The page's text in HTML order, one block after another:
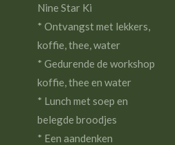
Nine Star Ki
* Ontvangst met lekkers,
koffie, thee, water
* Gedurende de workshop
koffie, thee en water
* Lunch met soep en
belegde broodjes
* Een aandenken